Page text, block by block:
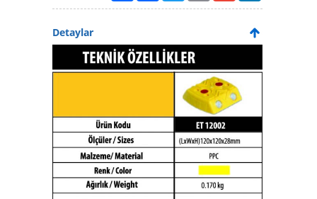
Detaylar